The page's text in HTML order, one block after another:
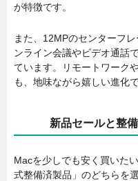
が特徴です。
また、12MPのセンターフ
ンライン会議やビデオ通話
ています。リモートワーク
も、地味ながら嬉しい進化で
新品セールと整
Macを少しでも安く買いた
式整備済製品」のどちらを